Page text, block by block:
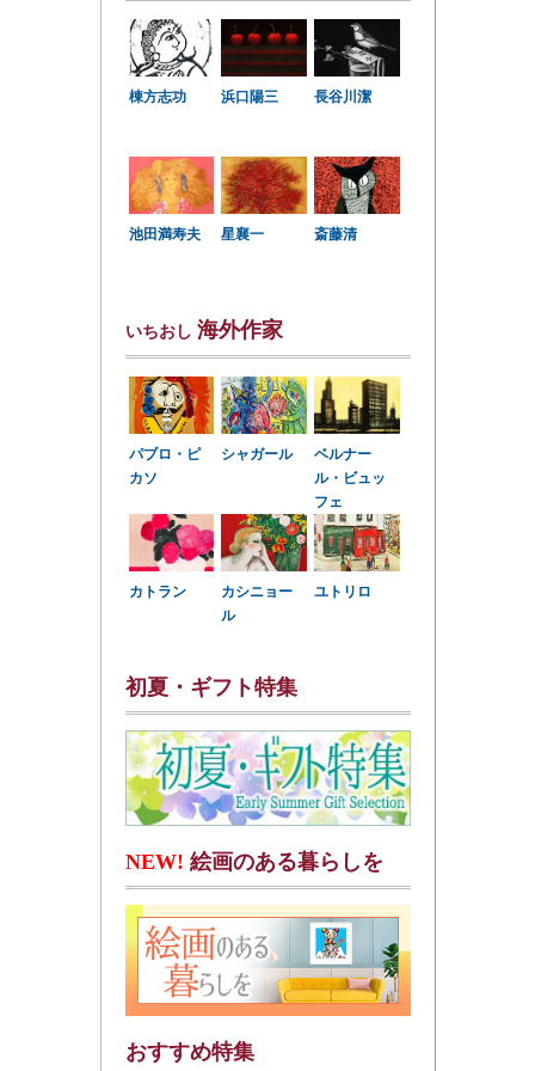
棟方志功 浜口陽三 長谷川潔
池田満寿夫 星襄一 斎藤清
いちおし 海外作家
パブロ・ピ
カソ
シャガール
ベルナー
ル・ビュッ
フェ
カトラン
カシニョー
ル
ユトリロ
初夏・ギフト特集
NEW! 絵画のある暮らしを
おすすめ特集